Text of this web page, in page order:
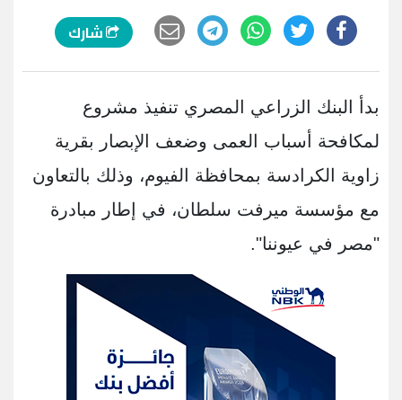
شارك
بدأ البنك الزراعي المصري تنفيذ مشروع
لمكافحة أسباب العمى وضعف الإبصار بقرية
زاوية الكرادسة بمحافظة الفيوم، وذلك بالتعاون
مع مؤسسة ميرفت سلطان، في إطار مبادرة
"مصر في عيوننا".